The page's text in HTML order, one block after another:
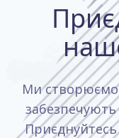
Ми створюємо
забезпечують
Приєднуйтесь